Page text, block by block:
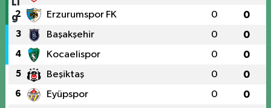
2 Erzurumspor FK 0 0
3 Başakşehir 0 0
4 Kocaelispor 0 0
5 Beşiktaş 0 0
6 Eyüpspor 0 0